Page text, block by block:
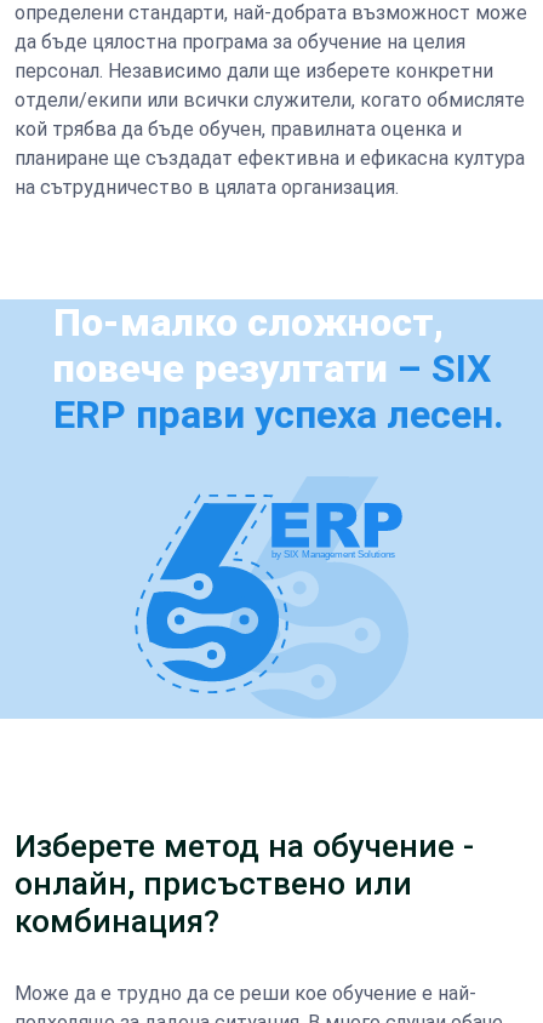
определени стандарти, най-добрата възможност може
да бъде цялостна програма за обучение на целия
персонал. Независимо дали ще изберете конкретни
отдели/екипи или всички служители, когато обмисляте
кой трябва да бъде обучен, правилната оценка и
планиране ще създадат ефективна и ефикасна култура
на сътрудничество в цялата организация.
По-малко сложност,
повече резултати – SIX
ERP прави успеха лесен.
Изберете метод на обучение -
онлайн, присъствено или
комбинация?
Може да е трудно да се реши кое обучение е най-